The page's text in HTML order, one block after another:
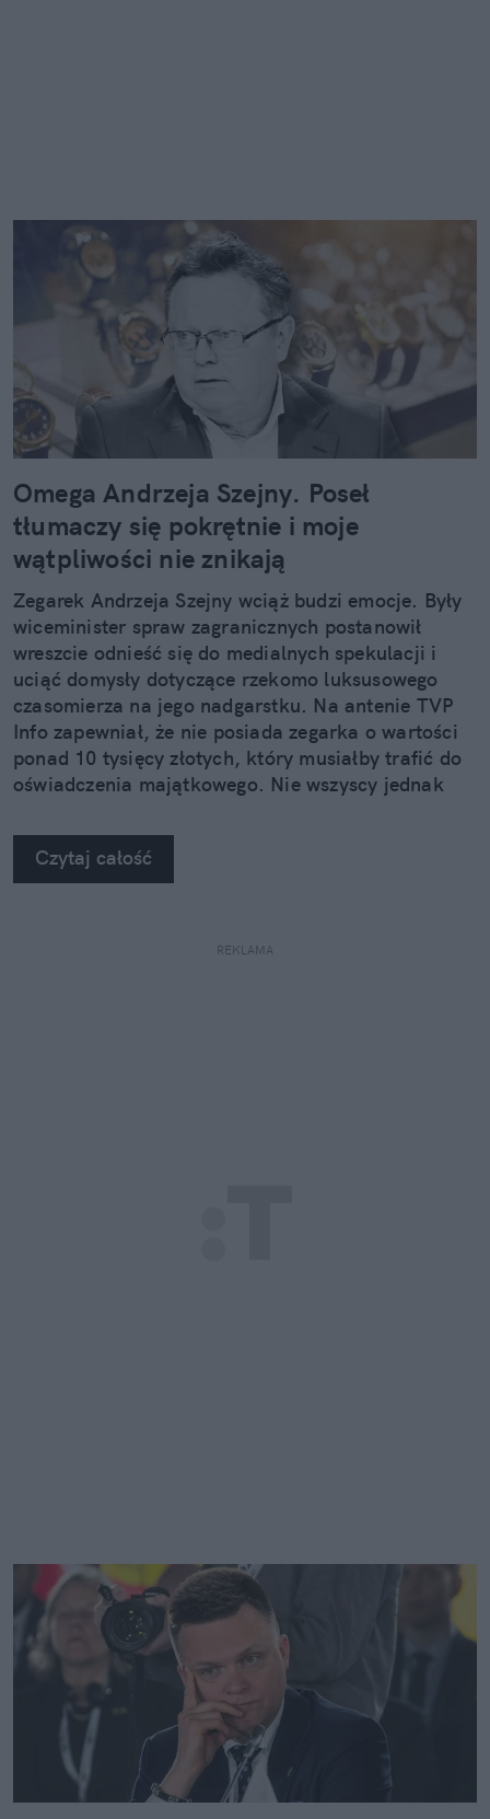
Omega Andrzeja Szejny. Poseł
tłumaczy się pokrętnie i moje
wątpliwości nie znikają
Zegarek Andrzeja Szejny wciąż budzi emocje. Były
wiceminister spraw zagranicznych postanowił
wreszcie odnieść się do medialnych spekulacji i
uciąć domysły dotyczące rzekomo luksusowego
czasomierza na jego nadgarstku. Na antenie TVP
Info zapewniał, że nie posiada zegarka o wartości
ponad 10 tysięcy złotych, który musiałby trafić do
oświadczenia majątkowego. Nie wszyscy jednak
wcześniej sam Szejna przyznał, że... nosi zegarek
marki Omega.
Czytaj całość
REKLAMA